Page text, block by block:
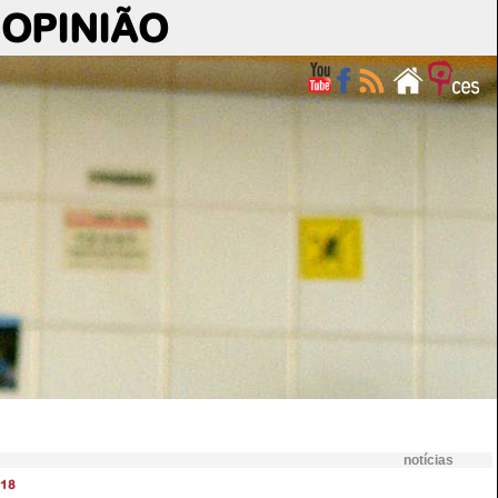
OPINIÃO
notícias